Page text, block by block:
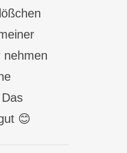
nehmen
😊